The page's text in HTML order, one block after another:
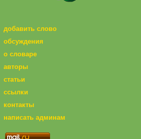
добавить слово
обсуждения
о словаре
авторы
статьи
ссылки
контакты
написать админам